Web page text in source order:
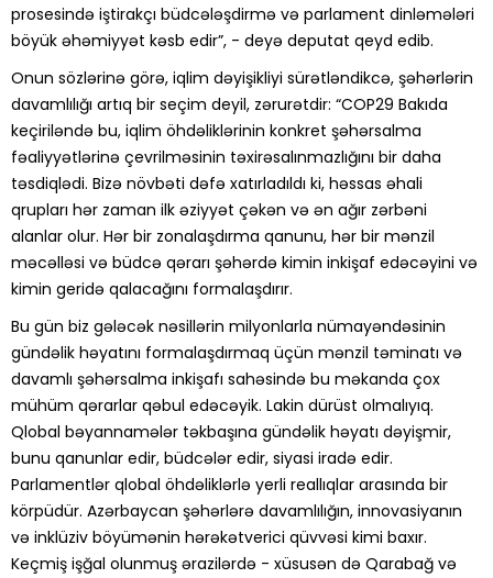
prosesində iştirakçı büdcələşdirmə və parlament dinləmələri
böyük əhəmiyyət kəsb edir”, - deyə deputat qeyd edib.
Onun sözlərinə görə, iqlim dəyişikliyi sürətləndikcə, şəhərlərin
davamlılığı artıq bir seçim deyil, zərurətdir: “COP29 Bakıda
keçiriləndə bu, iqlim öhdəliklərinin konkret şəhərsalma
fəaliyyətlərinə çevrilməsinin təxirəsalınmazlığını bir daha
təsdiqlədi. Bizə növbəti dəfə xatırladıldı ki, həssas əhali
qrupları hər zaman ilk əziyyət çəkən və ən ağır zərbəni
alanlar olur. Hər bir zonalaşdırma qanunu, hər bir mənzil
məcəlləsi və büdcə qərarı şəhərdə kimin inkişaf edəcəyini və
kimin geridə qalacağını formalaşdırır.
Bu gün biz gələcək nəsillərin milyonlarla nümayəndəsinin
gündəlik həyatını formalaşdırmaq üçün mənzil təminatı və
davamlı şəhərsalma inkişafı sahəsində bu məkanda çox
mühüm qərarlar qəbul edəcəyik. Lakin dürüst olmalıyıq.
Qlobal bəyannamələr təkbaşına gündəlik həyatı dəyişmir,
bunu qanunlar edir, büdcələr edir, siyasi iradə edir.
Parlamentlər qlobal öhdəliklərlə yerli reallıqlar arasında bir
körpüdür. Azərbaycan şəhərlərə davamlılığın, innovasiyanın
və inklüziv böyümənin hərəkətverici qüvvəsi kimi baxır.
Keçmiş işğal olunmuş ərazilərdə - xüsusən də Qarabağ və